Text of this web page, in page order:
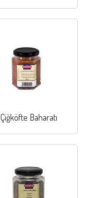
Çiğköfte Baharatı